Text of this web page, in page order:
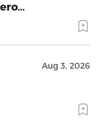
Aug 3, 2026